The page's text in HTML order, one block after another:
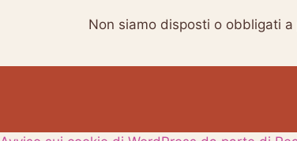
Non siamo disposti o obbligati